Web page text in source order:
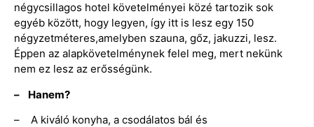
négycsillagos hotel követelményei közé tartozik sok
egyéb között, hogy legyen, így itt is lesz egy 150
négyzetméteres,amelyben szauna, gőz, jakuzzi, lesz.
Éppen az alapkövetelménynek felel meg, mert nekünk
nem ez lesz az erősségünk.
– Hanem?
– A kiváló konyha, a csodálatos bál és